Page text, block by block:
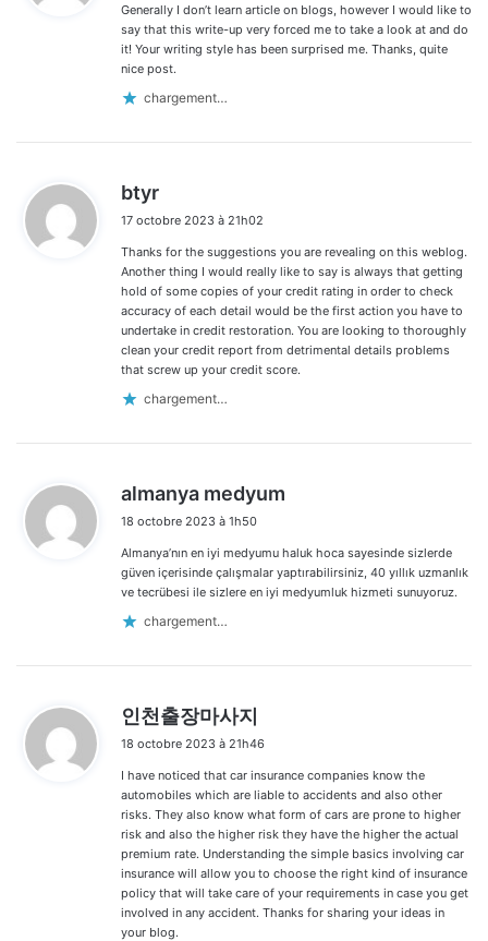
:
Generally I don’t learn article on blogs, however I would like to
say that this write-up very forced me to take a look at and do
it! Your writing style has been surprised me. Thanks, quite
nice post.
chargement…
btyr
t
:
17 octobre 2023 à 21h02
Thanks for the suggestions you are revealing on this weblog.
Another thing I would really like to say is always that getting
hold of some copies of your credit rating in order to check
accuracy of each detail would be the first action you have to
undertake in credit restoration. You are looking to thoroughly
clean your credit report from detrimental details problems
that screw up your credit score.
chargement…
almanya medyum
:
18 octobre 2023 à 1h50
Almanya’nın en iyi medyumu haluk hoca sayesinde sizlerde
güven içerisinde çalışmalar yaptırabilirsiniz, 40 yıllık uzmanlık
ve tecrübesi ile sizlere en iyi medyumluk hizmeti sunuyoruz.
chargement…
인천출장마사지
t
:
18 octobre 2023 à 21h46
I have noticed that car insurance companies know the
automobiles which are liable to accidents and also other
risks. They also know what form of cars are prone to higher
risk and also the higher risk they have the higher the actual
premium rate. Understanding the simple basics involving car
insurance will allow you to choose the right kind of insurance
policy that will take care of your requirements in case you get
involved in any accident. Thanks for sharing your ideas in
your blog.